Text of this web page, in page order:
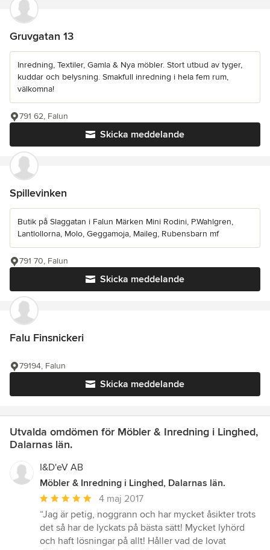
Gruvgatan 13
Inredning, Textiler, Gamla & Nya möbler. Stort utbud av tyger,
kuddar och belysning. Smakfull inredning i hela fem rum,
välkomna!
Skicka meddelande
791 62, Falun
Spillevinken
Butik på Slaggatan i Falun Märken Mini Rodini, P.Wahlgren,
Lantlollorna, Molo, Geggamoja, Maileg, Rubensbarn mf
Skicka meddelande
791 70, Falun
Falu Finsnickeri
Skicka meddelande
79194, Falun
Utvalda omdömen för Möbler & Inredning i Linghed,
Dalarnas län.
I&D'eV AB
Möbler & Inredning i Linghed, Dalarnas län.
Genomsnittligt
omdöme:
5
av
4 maj 2017
“Jag är petig, noggrann och har mycket åsikter trots
det så har de lyckats på bästa sätt! Mycket lyhörd
och haft lösningar på allt! Håller vad de lovat